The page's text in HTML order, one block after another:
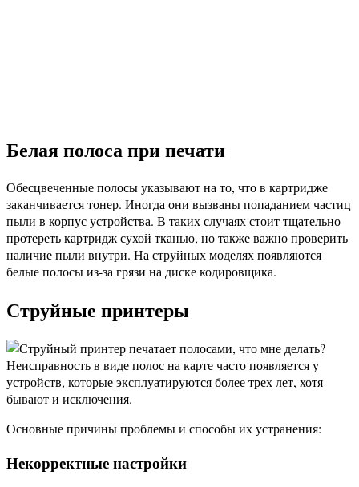
Белая полоса при печати
Обесцвеченные полосы указывают на то, что в картридже
заканчивается тонер. Иногда они вызваны попаданием частиц
пыли в корпус устройства. В таких случаях стоит тщательно
протереть картридж сухой тканью, но также важно проверить
наличие пыли внутри. На струйных моделях появляются
белые полосы из-за грязи на диске кодировщика.
Струйные принтеры
Неисправность в виде полос на карте часто появляется у
устройств, которые эксплуатируются более трех лет, хотя
бывают и исключения.
Основные причины проблемы и способы их устранения:
Некорректные настройки